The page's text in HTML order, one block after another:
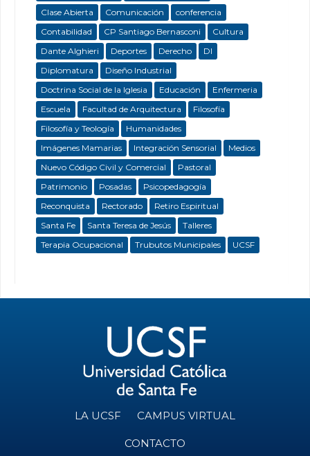
Clase Abierta
Comunicación
conferencia
Contabilidad
CP Santiago Bernasconi
Cultura
Dante Alghieri
Deportes Derecho
DI
Diplomatura
Diseño Industrial
Doctrina Social de la Iglesia
Educación
Enfermeria
Escuela
Facultad de Arquitectura
Filosofía
Filosofía y Teología
Humanidades
Imágenes Mamarias
Integración Sensorial
Medios
Nuevo Código Civil y Comercial
Pastoral
Patrimonio
Posadas
Psicopedagogía
Reconquista
Rectorado
Retiro Espiritual
Santa Fe
Santa Teresa de Jesús
Talleres
Terapia Ocupacional
Trubutos Municipales UCSF
LA UCSF CAMPUS VIRTUAL
CONTACTO